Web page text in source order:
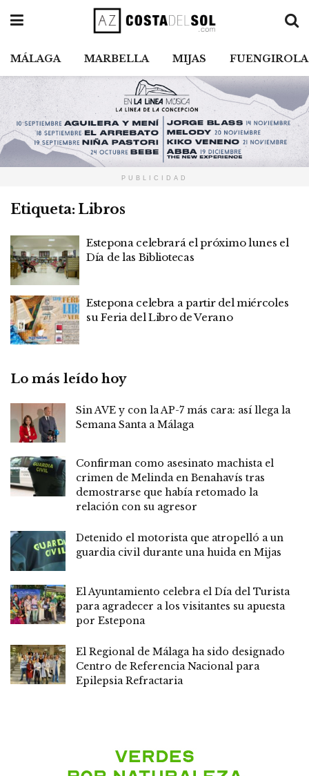
MÁLAGA MARBELLA MIJAS FUENGIROLA
PUBLICIDAD
Etiqueta: Libros
Estepona celebrará el próximo lunes el
Día de las Bibliotecas
Estepona celebra a partir del miércoles
su Feria del Libro de Verano
Lo más leído hoy
Sin AVE y con la AP-7 más cara: así llega la
Semana Santa a Málaga
Confirman como asesinato machista el
crimen de Melinda en Benahavís tras
demostrarse que había retomado la
relación con su agresor
Detenido el motorista que atropelló a un
guardia civil durante una huida en Mijas
El Ayuntamiento celebra el Día del Turista
para agradecer a los visitantes su apuesta
por Estepona
El Regional de Málaga ha sido designado
Centro de Referencia Nacional para
Epilepsia Refractaria